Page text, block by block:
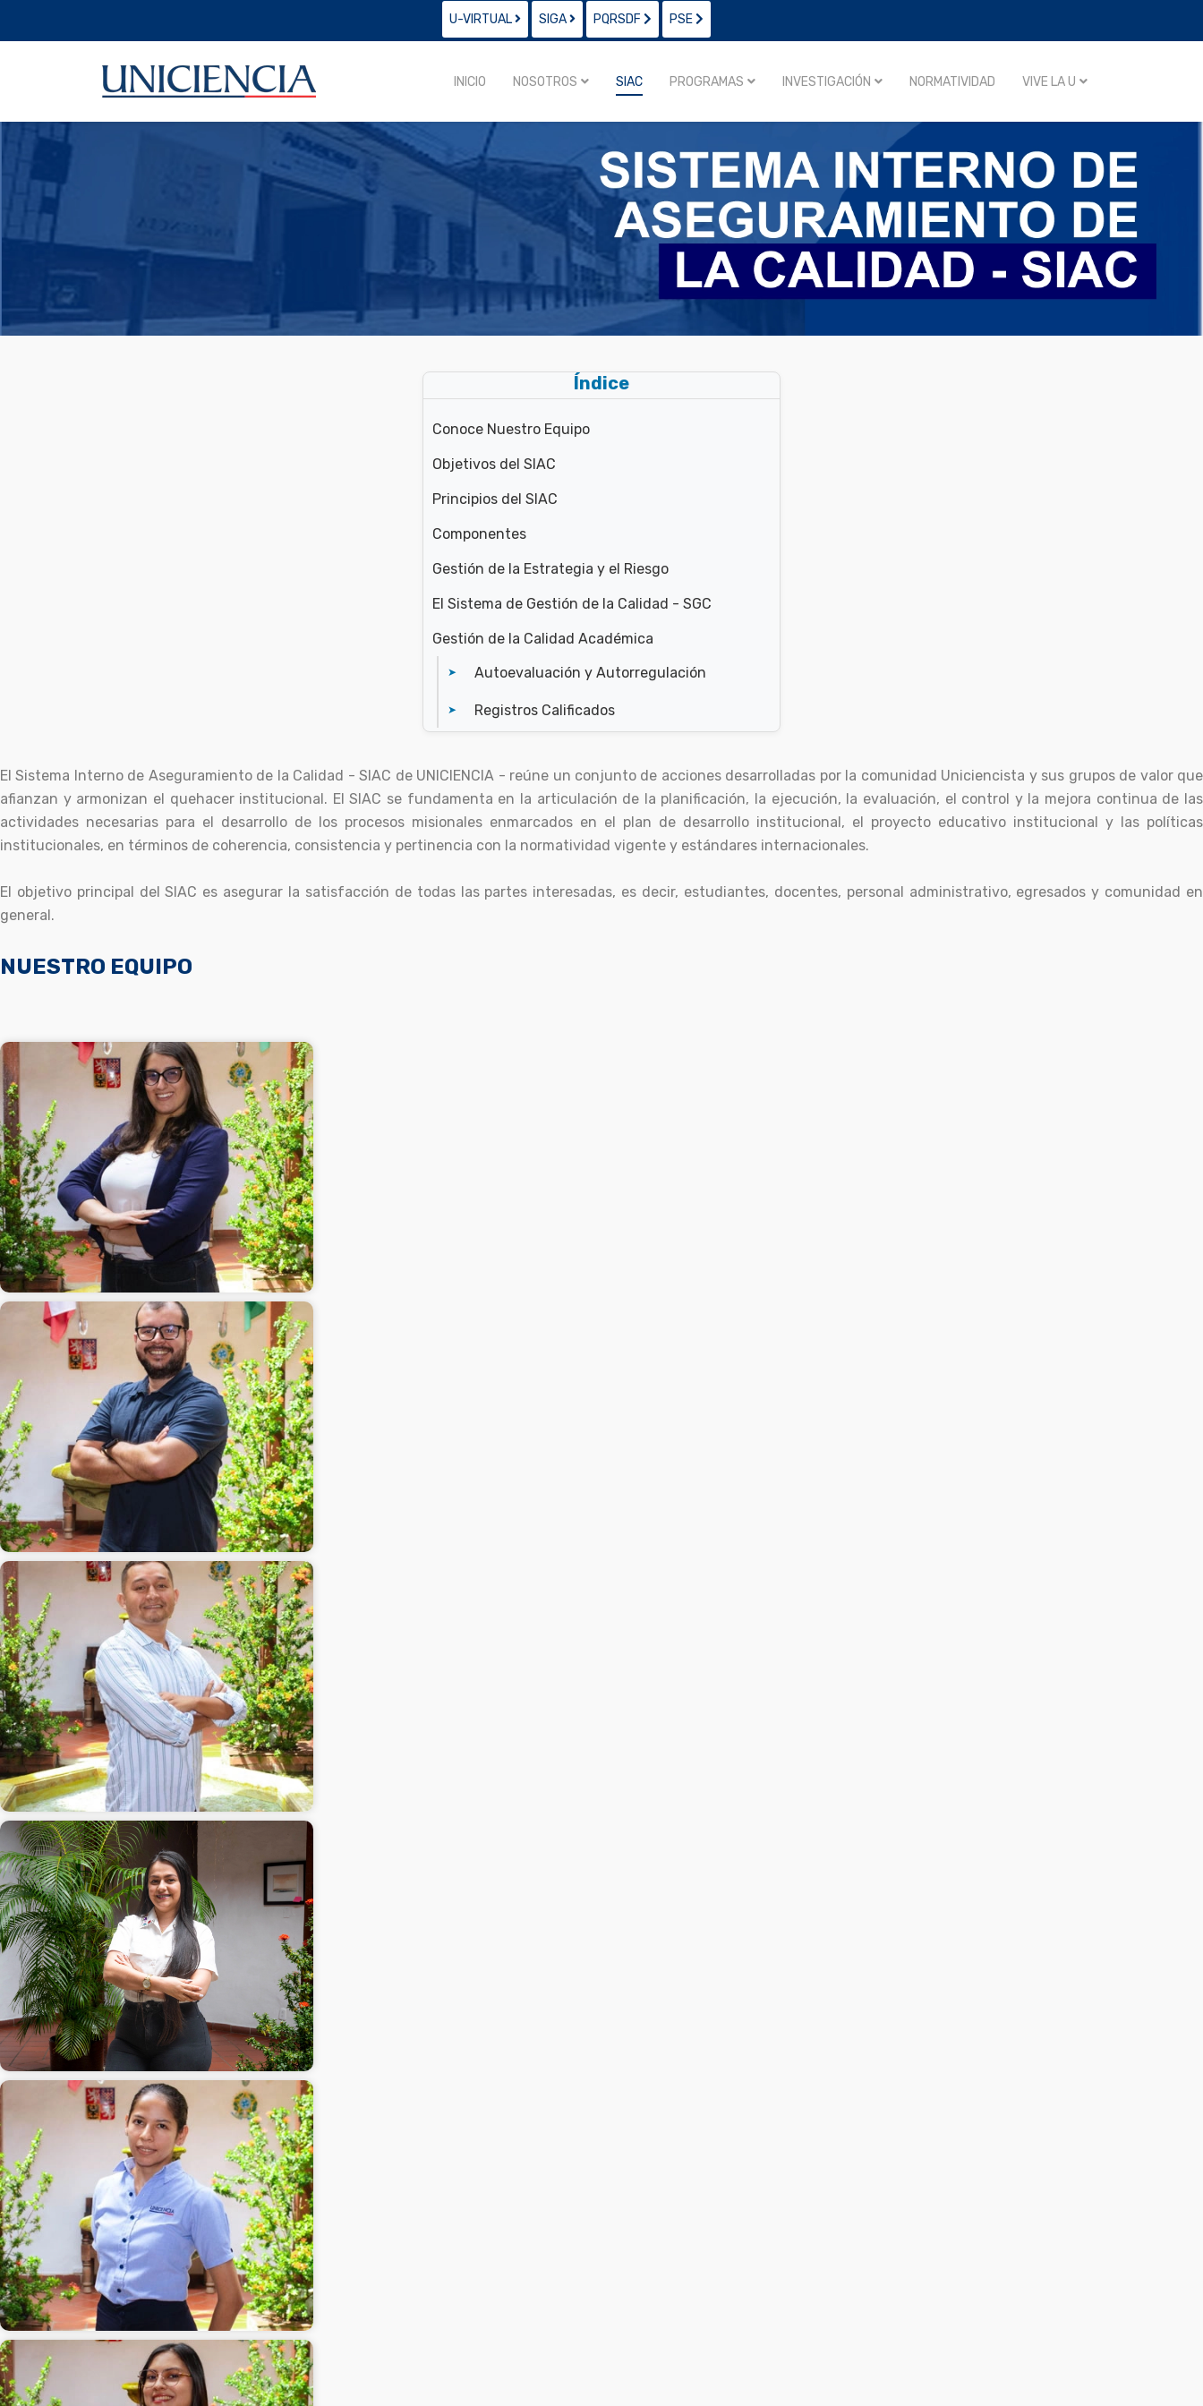
U-VIRTUAL SIGA PQRSDF PSE
INICIO NOSOTROS SIAC PROGRAMAS INVESTIGACIÓN NORMATIVIDAD VIVE LA U
Índice
Conoce Nuestro Equipo
Objetivos del SIAC
Principios del SIAC
Componentes
Gestión de la Estrategia y el Riesgo
El Sistema de Gestión de la Calidad - SGC
Gestión de la Calidad Académica
Autoevaluación y Autorregulación
Registros Calificados
El Sistema Interno de Aseguramiento de la Calidad - SIAC de UNICIENCIA - reúne un conjunto de acciones desarrolladas por la comunidad Uniciencista y sus grupos de valor que
afianzan y armonizan el quehacer institucional. El SIAC se fundamenta en la articulación de la planificación, la ejecución, la evaluación, el control y la mejora continua de las
actividades necesarias para el desarrollo de los procesos misionales enmarcados en el plan de desarrollo institucional, el proyecto educativo institucional y las políticas
institucionales, en términos de coherencia, consistencia y pertinencia con la normatividad vigente y estándares internacionales.
El objetivo principal del SIAC es asegurar la satisfacción de todas las partes interesadas, es decir, estudiantes, docentes, personal administrativo, egresados y comunidad en
general.
NUESTRO EQUIPO